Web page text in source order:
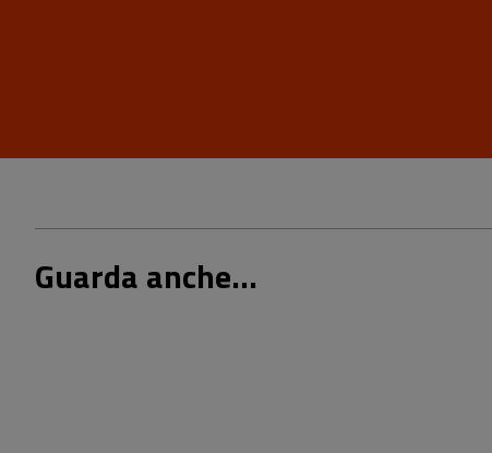
Guarda anche...